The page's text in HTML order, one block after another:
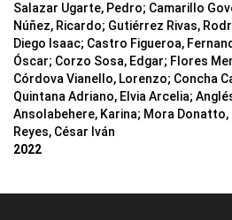
Salazar Ugarte, Pedro; Camarillo
Núñez, Ricardo; Gutiérrez Rivas,
Diego Isaac; Castro Figueroa,
Óscar; Corzo Sosa, Edgar; Flores
Córdova Vianello, Lorenzo; Concha
Quintana Adriano, Elvia Arcelia;
Ansolabehere, Karina; Mora Donatto,
Reyes, César Iván
2022